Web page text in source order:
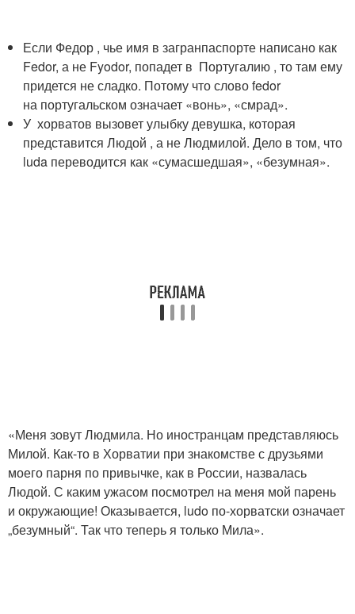
Если Федор , чье имя в загранпаспорте написано как
Fedor, а не Fyodor, попадет в Португалию , то там ему
придется не сладко. Потому что слово fedor
на португальском означает «вонь», «смрад».
У хорватов вызовет улыбку девушка, которая
представится Людой , а не Людмилой. Дело в том, что
luda переводится как «сумасшедшая», «безумная».
«Меня зовут Людмила. Но иностранцам представляюсь
Милой. Как-то в Хорватии при знакомстве с друзьями
моего парня по привычке, как в России, назвалась
Людой. С каким ужасом посмотрел на меня мой парень
и окружающие! Оказывается, ludo по-хорватски означает
„безумный“. Так что теперь я только Мила».